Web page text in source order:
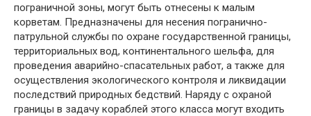
пограничной зоны, могут быть отнесены к малым
корветам. Предназначены для несения погранично-
патрульной службы по охране государственной границы,
территориальных вод, континентального шельфа, для
проведения аварийно-спасательных работ, а также для
осуществления экологического контроля и ликвидации
последствий природных бедствий. Наряду с охраной
границы в задачу кораблей этого класса могут входить